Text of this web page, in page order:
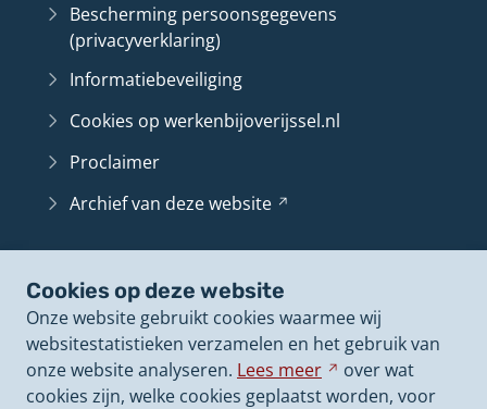
Cookies op deze website
Onze website gebruikt cookies waarmee wij
websitestatistieken verzamelen en het gebruik van
onze website analyseren. Lees meer
Verwijst
naar
over wat
cookies zijn, welke cookies geplaatst worden, voor
Bescherming persoonsgegevens
(privacyverklaring)
Informatiebeveiliging
Cookies op werkenbijoverijssel.nl
Proclaimer
Archief van dezewebsite
een
Contact
Vacatureoverzicht
Arbeidsvoorwaarden